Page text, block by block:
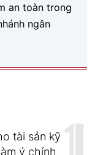
an toàn trong
ngân
tài sản kỹ
ý chính